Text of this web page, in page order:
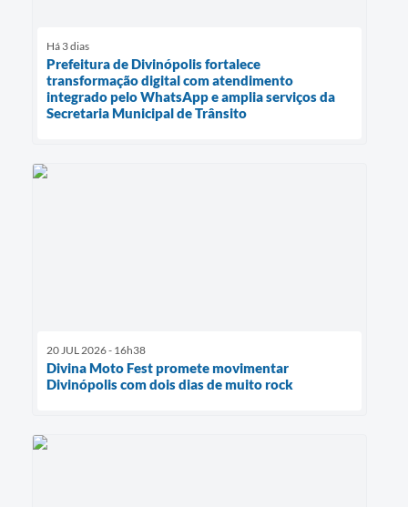
Há 3 dias
Prefeitura de Divinópolis fortalece
transformação digital com atendimento
integrado pelo WhatsApp e amplia serviços da
Secretaria Municipal de Trânsito
20 JUL 2026 - 16h38
Divina Moto Fest promete movimentar
Divinópolis com dois dias de muito rock